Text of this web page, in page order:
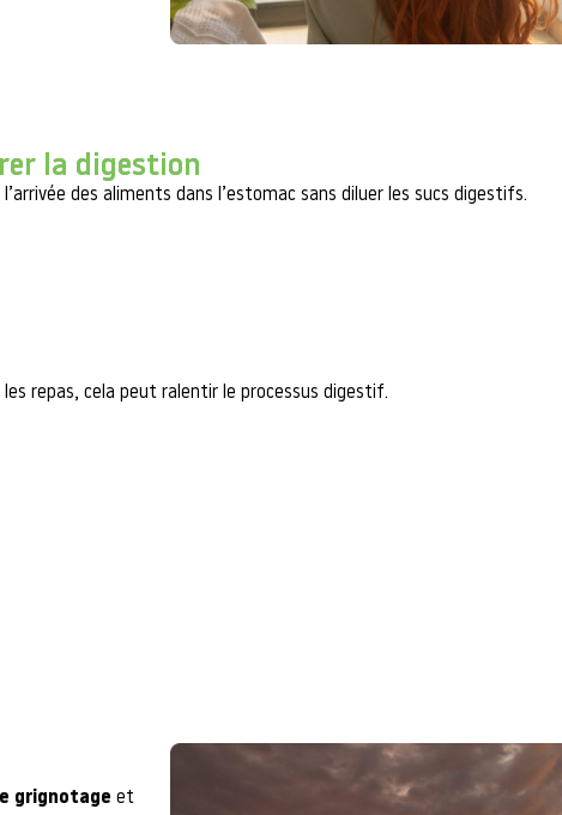
la digestion
des aliments dans l’estomac sans diluer les sucs digestifs.
repas, cela peut ralentir le processus digestif.
grignotage et